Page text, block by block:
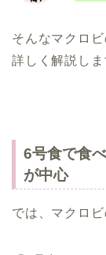
そんなマクロ
詳しく解説しま
6号食で食
が中心
では、マクロ